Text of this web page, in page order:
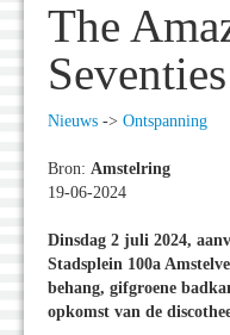
The
Nieuws -> Ontspanning
Bron: Amstelring
19-06-2024
Dinsdag 2 juli 2024,
Stadsplein 100a
behang, gifgroene
opkomst van de